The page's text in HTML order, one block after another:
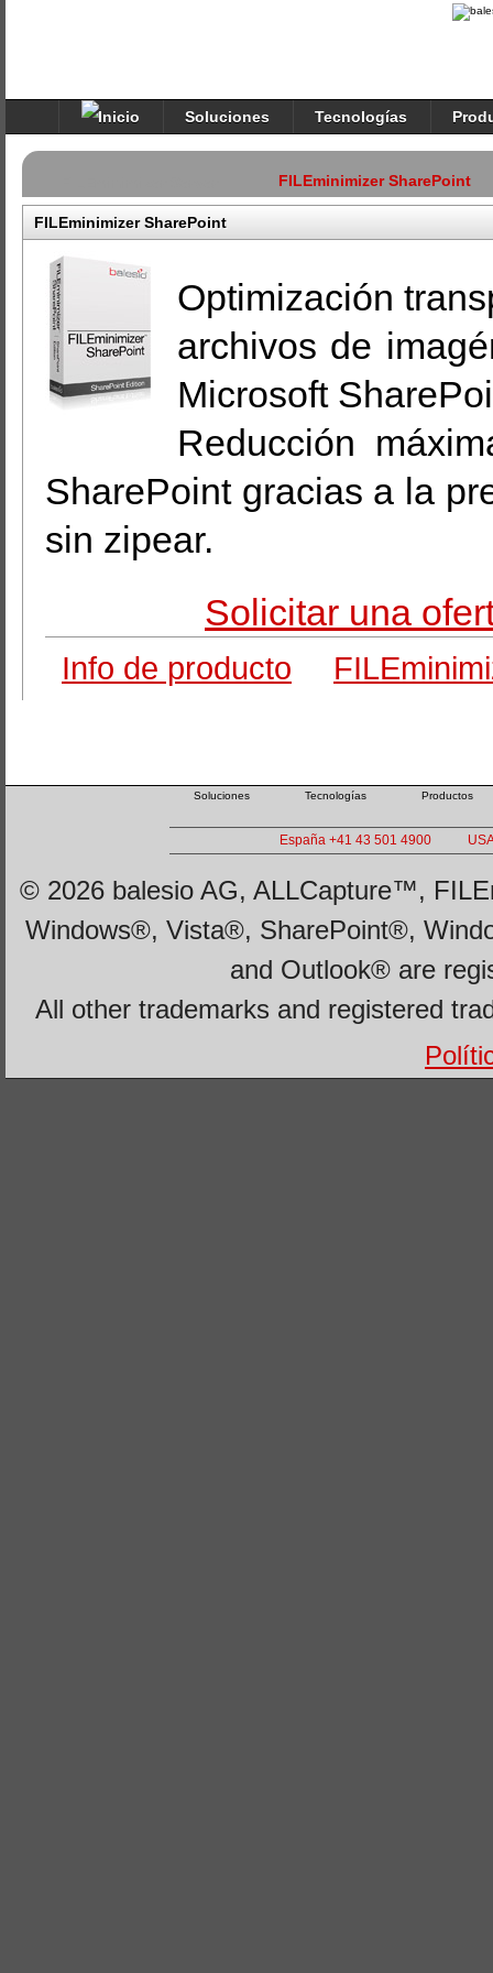
Soluciones Tecnologías
FILEminimizer SharePoint
FILEminimizer SharePoint
Optimización
archivos de
Microsoft
Reducción
SharePoint gracias a la
sin zipear.
Solicitar una
Info de producto
Soluciones Tecnologías Productos
España +41 43 501 4900
© 2026 balesio AG, ALLCapture™,
Windows®, Vista®, SharePoint®,
and Outlook® are
All other trademarks and registered